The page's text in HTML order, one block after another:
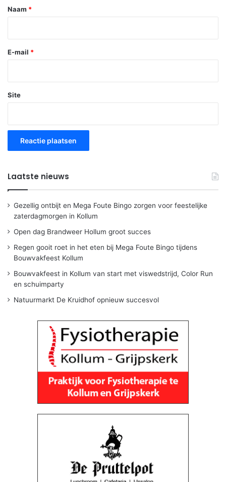
*
Naam *
E-mail *
Site
Laatste nieuws
Gezellig ontbijt en Mega Foute Bingo zorgen voor feestelijke
zaterdagmorgen in Kollum
Open dag Brandweer Hollum groot succes
Regen gooit roet in het eten bij Mega Foute Bingo tijdens
Bouwvakfeest Kollum
Bouwvakfeest in Kollum van start met viswedstrijd, Color Run
en schuimparty
Natuurmarkt De Kruidhof opnieuw succesvol